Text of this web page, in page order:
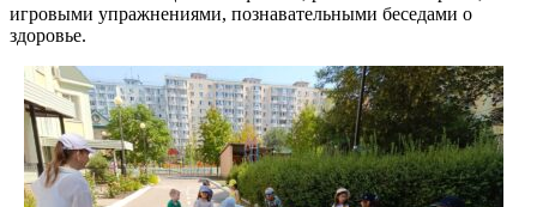
игровыми упражнениями, познавательными беседами о
здоровье.